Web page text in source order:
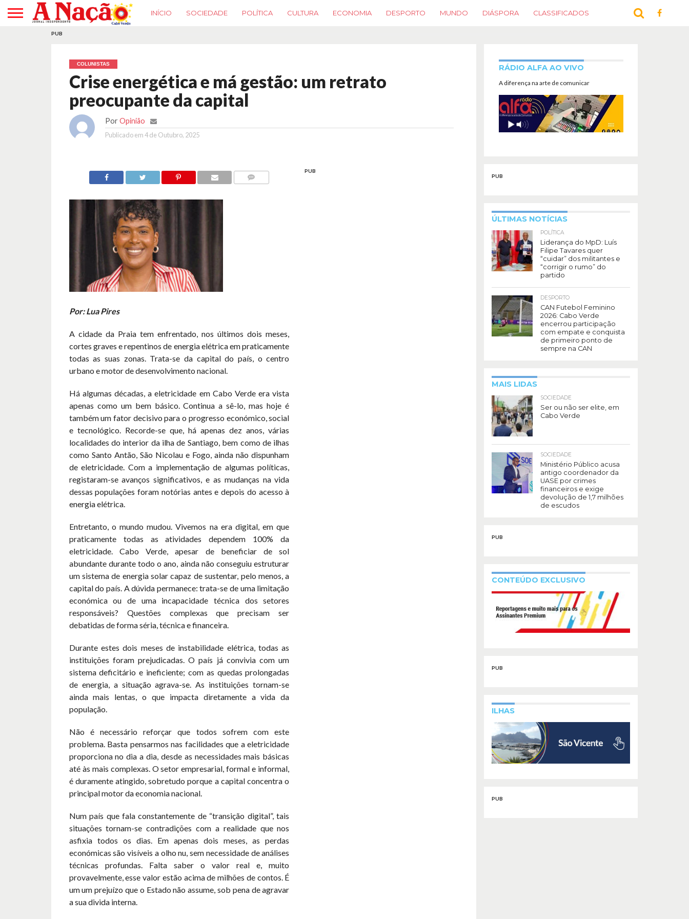
INÍCIO SOCIEDADE POLÍTICA CULTURA ECONOMIA DESPORTO MUNDO DIÁSPORA CLASSIFICADOS
PUB
COLUNISTAS
Crise energética e má gestão: um retrato
preocupante da capital
Por Opinião
Publicado em4 de Outubro, 2025
Por: Lua Pires
A cidade da Praia tem enfrentado, nos últimos dois meses,
cortes graves e repentinos de energia elétrica em praticamente
todas as suas zonas. Trata-se da capital do país, o centro
urbano e motor de desenvolvimento nacional.
Há algumas décadas, a eletricidade em Cabo Verde era vista
apenas como um bem básico. Continua a sê-lo, mas hoje é
também um fator decisivo para o progresso económico, social
e tecnológico. Recorde-se que, há apenas dez anos, várias
localidades do interior da ilha de Santiago, bem como de ilhas
como Santo Antão, São Nicolau e Fogo, ainda não dispunham
de eletricidade. Com a implementação de algumas políticas,
registaram-se avanços significativos, e as mudanças na vida
dessas populações foram notórias antes e depois do acesso à
energia elétrica.
Entretanto, o mundo mudou. Vivemos na era digital, em que
praticamente todas as atividades dependem 100% da
eletricidade. Cabo Verde, apesar de beneficiar de sol
abundante durante todo o ano, ainda não conseguiu estruturar
um sistema de energia solar capaz de sustentar, pelo menos, a
capital do país. A dúvida permanece: trata-se de uma limitação
económica ou de uma incapacidade técnica dos setores
responsáveis? Questões complexas que precisam ser
debatidas de forma séria, técnica e financeira.
Durante estes dois meses de instabilidade elétrica, todas as
instituições foram prejudicadas. O país já convivia com um
sistema deficitário e ineficiente; com as quedas prolongadas
de energia, a situação agrava-se. As instituições tornam-se
ainda mais lentas, o que impacta diretamente a vida da
população.
Não é necessário reforçar que todos sofrem com este
problema. Basta pensarmos nas facilidades que a eletricidade
proporciona no dia a dia, desde as necessidades mais básicas
até às mais complexas. O setor empresarial, formal e informal,
é duramente atingido, sobretudo porque a capital concentra o
principal motor da economia nacional.
Num país que fala constantemente de “transição digital”, tais
situações tornam-se contradições com a realidade que nos
asfixia todos os dias. Em apenas dois meses, as perdas
económicas são visíveis a olho nu, sem necessidade de análises
técnicas profundas. Falta saber o valor real e, muito
provavelmente, esse valor estão acima de milhões de contos. É
um um prejuízo que o Estado não assume, sob pena de agravar
a sua divida interna.
PUB
RÁDIO ALFA AO VIVO
A diferença na arte de comunicar
PUB
ÚLTIMAS NOTÍCIAS
POLÍTICA
Liderança do MpD: Luís
Filipe Tavares quer
“cuidar” dos militantes e
“corrigir o rumo” do
partido
DESPORTO
CAN Futebol Feminino
2026: Cabo Verde
encerrou participação
com empate e conquista
de primeiro ponto de
sempre na CAN
MAIS LIDAS
SOCIEDADE
Ser ou não ser elite, em
Cabo Verde
SOCIEDADE
Ministério Público acusa
antigo coordenador da
UASE por crimes
financeiros e exige
devolução de 1,7 milhões
de escudos
PUB
CONTEÚDO EXCLUSIVO
PUB
ILHAS
PUB